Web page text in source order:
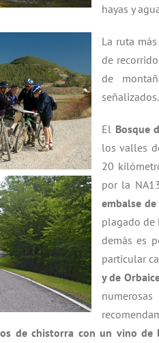
hayas y
La ruta
de
de
El Bosque
los valles
20
por la
embalse de
plagado de
demás es
particular
y de
de chistorra con un vino de